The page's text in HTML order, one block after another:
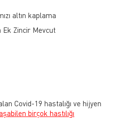
altın kaplama
Ek Zincir Mevcut
Covid-19 hastalığı ve hijyen
birçok hastılığı